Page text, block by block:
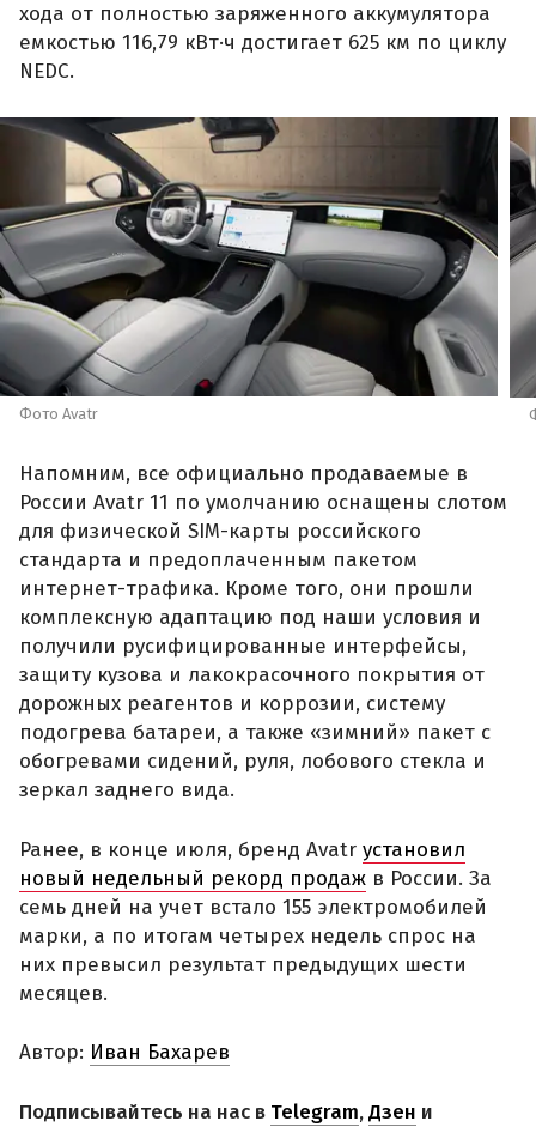
хода от полностью заряженного аккумулятора
емкостью 116,79 кВт·ч достигает 625 км по циклу
NEDC.
Фото Avatr
Напомним, все официально продаваемые в
России Avatr 11 по умолчанию оснащены слотом
для физической SIM-карты российского
стандарта и предоплаченным пакетом
интернет-трафика. Кроме того, они прошли
комплексную адаптацию под наши условия и
получили русифицированные интерфейсы,
защиту кузова и лакокрасочного покрытия от
дорожных реагентов и коррозии, систему
подогрева батареи, а также «зимний» пакет с
обогревами сидений, руля, лобового стекла и
зеркал заднего вида.
Ранее, в конце июля, бренд Avatr установил
новый недельный рекорд продаж в России. За
семь дней на учет встало 155 электромобилей
марки, а по итогам четырех недель спрос на
них превысил результат предыдущих шести
месяцев.
Автор: Иван Бахарев
Подписывайтесь на нас в Telegram,Дзен и